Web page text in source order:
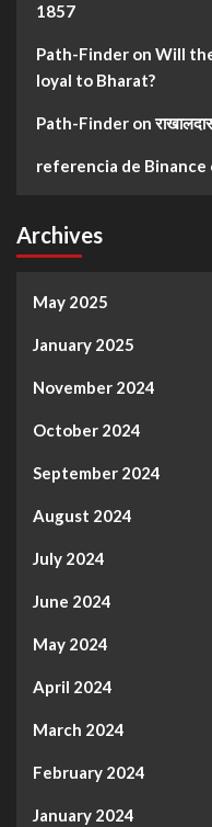
1857
Path-Finder on Will
loyal to Bharat?
Path-Finder on
referencia de Binance
Archives
May 2025
January 2025
November 2024
October 2024
September 2024
August 2024
July 2024
June 2024
May 2024
April 2024
March 2024
February 2024
January 2024